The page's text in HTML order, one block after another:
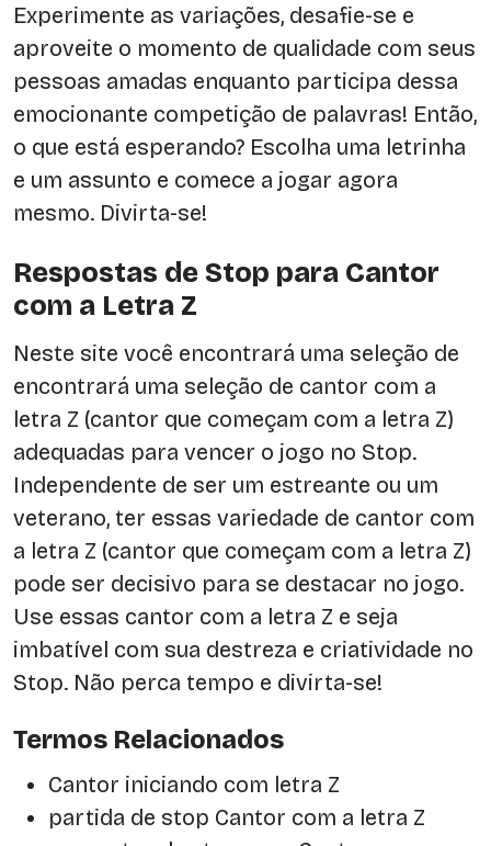
Experimente as variações, desafie-se e
aproveite o momento de qualidade com seus
pessoas amadas enquanto participa dessa
emocionante competição de palavras! Então,
o que está esperando? Escolha uma letrinha
e um assunto e comece a jogar agora
mesmo. Divirta-se!
Respostas de Stop para Cantor
com a Letra Z
Neste site você encontrará uma seleção de
encontrará uma seleção de cantor com a
letra Z (cantor que começam com a letra Z)
adequadas para vencer o jogo no Stop.
Independente de ser um estreante ou um
veterano, ter essas variedade de cantor com
a letra Z (cantor que começam com a letra Z)
pode ser decisivo para se destacar no jogo.
Use essas cantor com a letra Z e seja
imbatível com sua destreza e criatividade no
Stop. Não perca tempo e divirta-se!
Termos Relacionados
Cantor iniciando com letra Z
partida de stop Cantor com a letra Z